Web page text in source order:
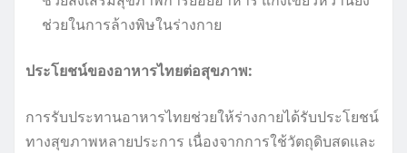
ช่วยในการล้างพิษในร่างกาย
ประโยชน์ของอาหารไทยต่อสุขภาพ:
การรับประทานอาหารไทยช่วยให้ร่างกายได้รับประโยชน์
ทางสุขภาพหลายประการ เนื่องจากการใช้วัตถุดิบสดและ